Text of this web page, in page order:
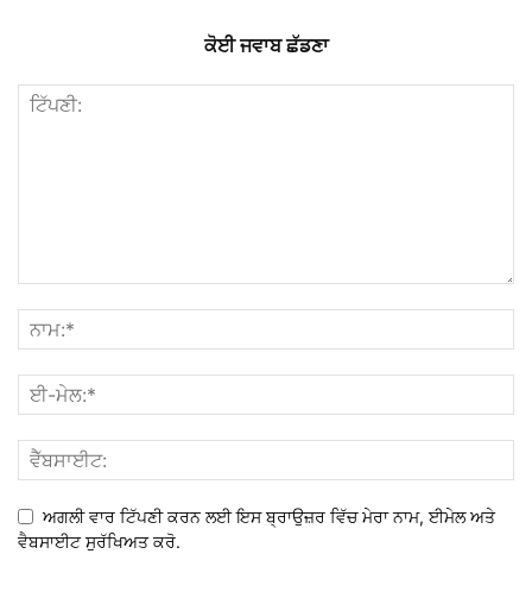
ਕੋਈ ਜਵਾਬ ਛੱਡਣਾ
ਅਗਲੀ ਵਾਰ ਟਿੱਪਣੀ ਕਰਨ ਲਈ ਇਸ ਬ੍ਰਾਉਜ਼ਰ ਵਿੱਚ ਮੇਰਾ ਨਾਮ, ਈਮੇਲ ਅਤੇ
ਵੈਬਸਾਈਟ ਸੁਰੱਖਿਅਤ ਕਰੋ.